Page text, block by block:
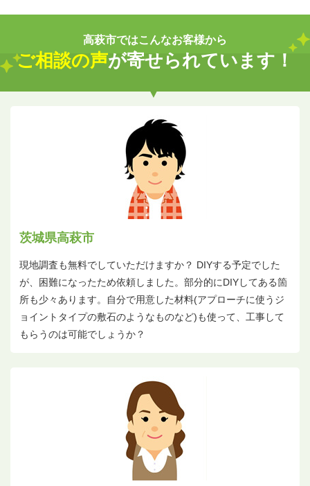
高萩市ではこんなお客様から
ご相談の声が寄せられています！
茨城県高萩市
現地調査も無料でしていただけますか？ DIYする予定でした
が、困難になったため依頼しました。部分的にDIYしてある箇
所も少々あります。自分で用意した材料(アプローチに使うジ
ョイントタイプの敷石のようなものなど)も使って、工事して
もらうのは可能でしょうか？